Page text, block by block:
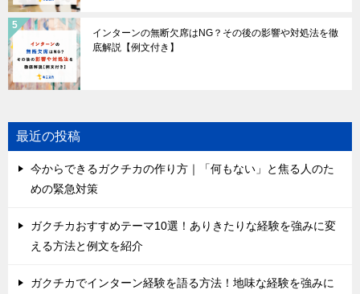
インターンの無断欠席はNG？その後の影響や対処法を徹
底解説【例文付き】
最近の投稿
今からできるガクチカの作り方｜「何もない」と焦る人のた
めの緊急対策
ガクチカおすすめテーマ10選！ありきたりな経験を強みに変
える方法と例文を紹介
ガクチカでインターン経験を語る方法！地味な経験を強みに